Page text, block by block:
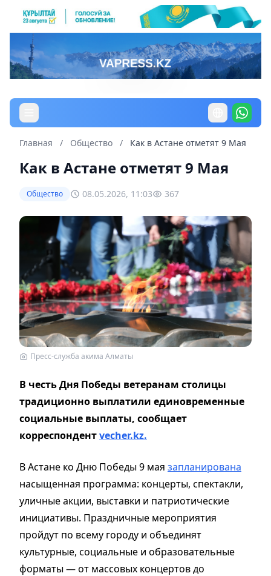
Главная / Общество / Как в Астане отметят 9 Мая
Как в Астане отметят 9 Мая
Общество 08.05.2026, 11:03 367
Пресс-служба акима Алматы
В честь Дня Победы ветеранам столицы
традиционно выплатили единовременные
социальные выплаты, сообщает
корреспондентvecher.kz.
В Астане ко Дню Победы 9 мая запланирована
насыщенная программа: концерты, спектакли,
уличные акции, выставки и патриотические
инициативы. Праздничные мероприятия
пройдут по всему городу и объединят
культурные, социальные и образовательные
форматы — от массовых концертов до